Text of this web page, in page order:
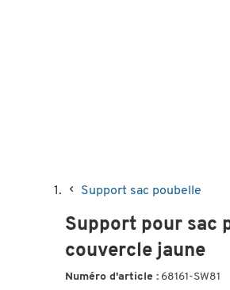
Support sac poubelle
Support pour sac
couvercle jaune
Numéro d'article : 68161-SW81